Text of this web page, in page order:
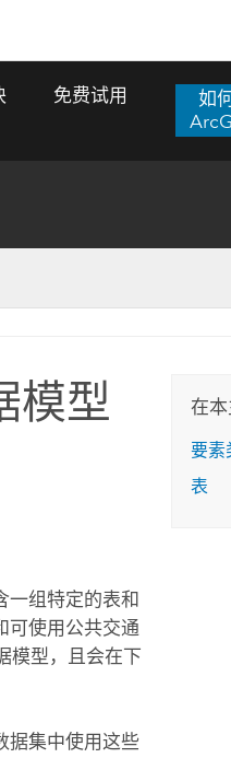
理。 了解这项技术的实
互式地图，探索产品功
费试用。
联，并产出能解决复杂
探索课程
了 17 个应急洪水应用
动提供了有力支持。
数字孪生体
免费试用
如
模型
一组特定的表和
可使用公共交通
模型，且会在下
据集中使用这些
在
要素
表